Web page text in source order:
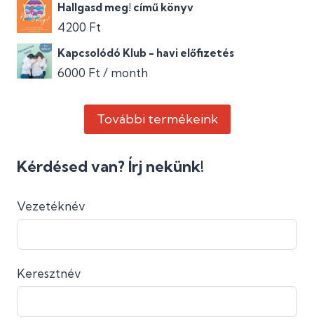
Hallgasd meg! című könyv
4200 Ft
Kapcsolódó Klub - havi előfizetés
6000 Ft / month
További termékeink
Kérdésed van? Írj nekünk!
Vezetéknév
Keresztnév